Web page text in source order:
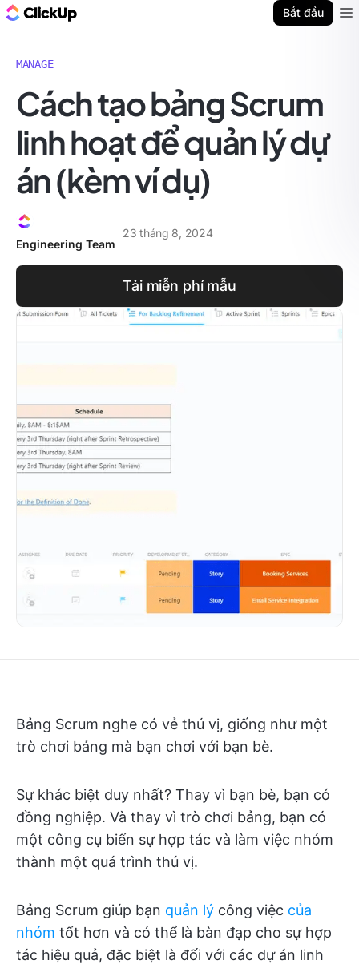
Bắt đầu
MANAGE
Cách tạo bảng Scrum
linh hoạt để quản lý dự
án (kèm ví dụ)
Engineering Team
23 tháng 8, 2024
Tải miễn phí mẫu
Bảng Scrum nghe có vẻ thú vị, giống như một
trò chơi bảng mà bạn chơi với bạn bè.
Sự khác biệt duy nhất? Thay vì bạn bè, bạn có
đồng nghiệp. Và thay vì trò chơi bảng, bạn có
một công cụ biến sự hợp tác và làm việc nhóm
thành một quá trình thú vị.
Bảng Scrum giúp bạn quản lý công việc của
nhóm tốt hơn và có thể là bàn đạp cho sự hợp
tác hiệu quả, đặc biệt là đối với các dự án linh